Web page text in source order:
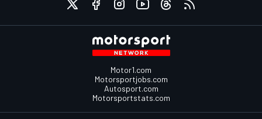
Motor1.com
Motorsportjobs.com
Autosport.com
Motorsportstats.com